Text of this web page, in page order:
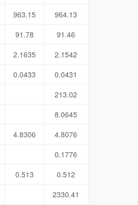
963.15
964.13
91.78
91.46
2.1635
2.1542
0.0433
0.0431
213.02
8.0645
4.8306
4.8076
0.1776
0.513
0.512
2330.41